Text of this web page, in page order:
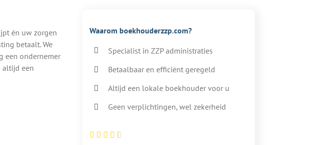
én uw zorgen
betaalt. We
een ondernemer
altijd een
Waarom boekhouderzzp.com?
Specialist in ZZP administraties
Betaalbaar en efficiënt geregeld
Altijd een lokale boekhouder voor u
Geen verplichtingen, wel zekerheid